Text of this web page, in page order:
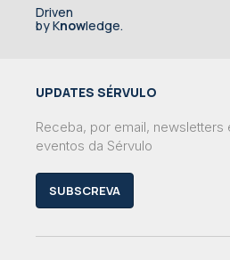
Driven
by Knowledge.
UPDATES SÉRVULO
Receba, por email, newsletters
eventos da Sérvulo
SUBSCREVA